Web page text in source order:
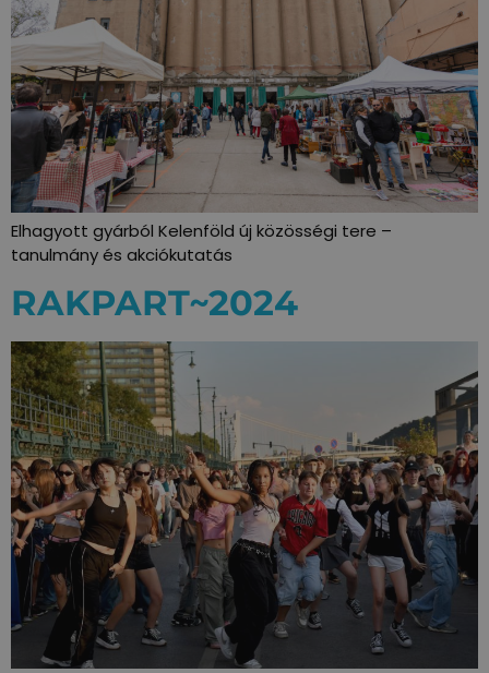
Elhagyott gyárból Kelenföld új közösségi tere –
tanulmány és akciókutatás
RAKPART~2024